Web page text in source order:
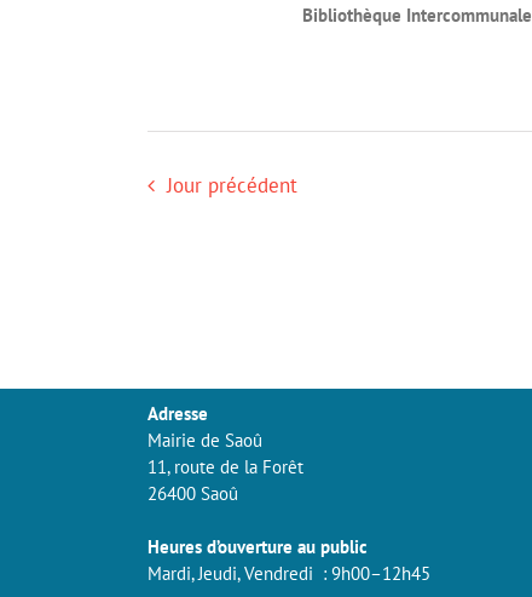
Bibliothèque Intercommunale
Jour précédent
Adresse
Mairie de Saoû
11, route de la Forêt
26400 Saoû
Heures d’ouverture au public
Mardi, Jeudi, Vendredi : 9h00–12h45